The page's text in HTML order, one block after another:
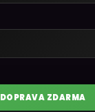
DOPRAVA ZDARMA